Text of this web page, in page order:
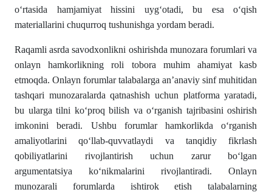
oʻrtasida hamjamiyat hissini uygʻotadi, bu esa oʻqish
materiallarini chuqurroq tushunishga yordam beradi.
Raqamli asrda savodxonlikni oshirishda munozara forumlari va
onlayn hamkorlikning roli tobora muhim ahamiyat kasb
etmoqda. Onlayn forumlar talabalarga an’anaviy sinf muhitidan
tashqari munozaralarda qatnashish uchun platforma yaratadi,
bu ularga tilni koʻproq bilish va oʻrganish tajribasini oshirish
imkonini beradi. Ushbu forumlar hamkorlikda oʻrganish
amaliyotlarini qoʻllab-quvvatlaydi va tanqidiy fikrlash
qobiliyatlarini rivojlantirish uchun zarur boʻlgan
argumentatsiya koʻnikmalarini rivojlantiradi. Onlayn
munozarali forumlarda ishtirok etish talabalarning